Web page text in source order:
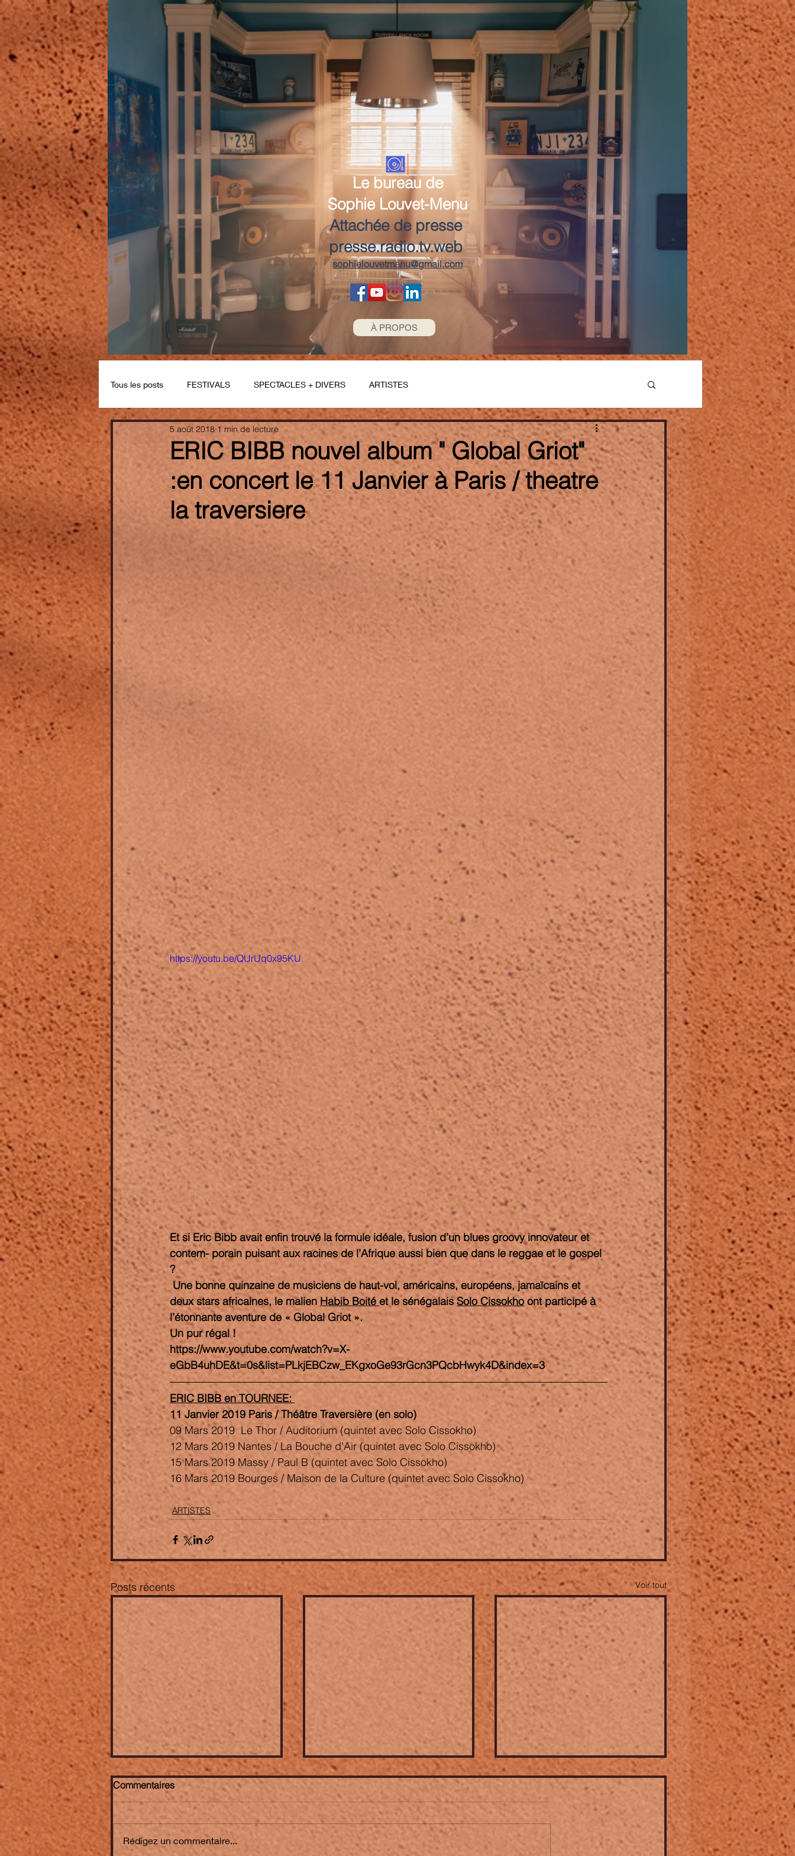
Le bureau de
Sophie Louvet-Menu
Attachée de presse
presse.radio.tv.web
sophielouvetmenu@gmail.com
À PROPOS
Tous les posts FESTIVALS SPECTACLES + DIVERS ARTISTES
ERIC BIBB nouvel album " Global Griot"
:en concert le 11 Janvier à Paris / theatre
la traversiere
5 août 2018 1 min de lecture
https://youtu.be/QUrUq0x95KU
Et si Eric Bibb avait enfin trouvé la formule idéale, fusion d’un blues groovy innovateur et
contem- porain puisant aux racines de l’Afrique aussi bien que dans le reggae et le gospel
?
deux stars africaines, le malien Habib Boité et le sénégalais Solo Cissokho ont participé à
l’étonnante aventure de « Global Griot ».
Un pur régal !
https://www.youtube.com/watch?v=X-
eGbB4uhDE&t=0s&list=PLkjEBCzw_EKgxoGe93rGcn3PQcbHwyk4D&index=3
ERIC BIBB en TOURNEE:
11 Janvier 2019 Paris / Théâtre Traversière (en solo)
09 Mars 2019  Le Thor / Auditorium (quintet avec Solo Cissokho)
12 Mars 2019 Nantes / La Bouche d’Air (quintet avec Solo Cissokho)
15 Mars 2019 Massy / Paul B (quintet avec Solo Cissokho)
16 Mars 2019 Bourges / Maison de la Culture (quintet avec Solo Cissokho)
ARTISTES
Posts récents Voir tout
Commentaires
Rédigez un commentaire...